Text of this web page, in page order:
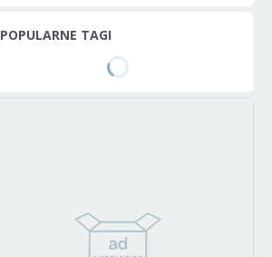
POPULARNE TAGI